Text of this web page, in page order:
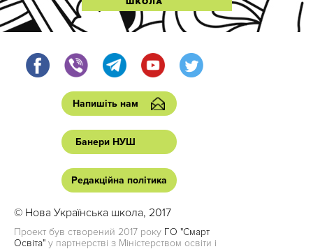
Напишіть нам
Банери НУШ
Редакційна політика
© Нова Українська школа, 2017
Проект був створений 2017 року ГО "Смарт
Освіта" у партнерстві з Міністерством освіти і